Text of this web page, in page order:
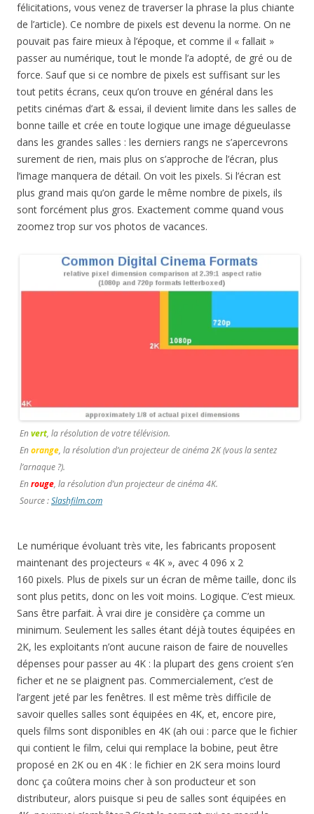
félicitations, vous venez de traverser la phrase la plus chiante
de l’article). Ce nombre de pixels est devenu la norme. On ne
pouvait pas faire mieux à l’époque, et comme il « fallait »
passer au numérique, tout le monde l’a adopté, de gré ou de
force. Sauf que si ce nombre de pixels est suffisant sur les
tout petits écrans, ceux qu’on trouve en général dans les
petits cinémas d’art & essai, il devient limite dans les salles de
bonne taille et crée en toute logique une image dégueulasse
dans les grandes salles : les derniers rangs ne s’apercevrons
surement de rien, mais plus on s’approche de l’écran, plus
l’image manquera de détail. On voit les pixels. Si l’écran est
plus grand mais qu’on garde le même nombre de pixels, ils
sont forcément plus gros. Exactement comme quand vous
zoomez trop sur vos photos de vacances.
Envert, la résolution de votre télévision.
Enorange, la résolution d’un projecteur de cinéma 2K (vous la sentez
l’arnaque ?).
Enrouge, la résolution d’un projecteur de cinéma 4K.
Source :Slashfilm.com
Le numérique évoluant très vite, les fabricants proposent
maintenant des projecteurs « 4K », avec 4 096 x 2
160 pixels. Plus de pixels sur un écran de même taille, donc ils
sont plus petits, donc on les voit moins. Logique. C’est mieux.
Sans être parfait. À vrai dire je considère ça comme un
minimum. Seulement les salles étant déjà toutes équipées en
2K, les exploitants n’ont aucune raison de faire de nouvelles
dépenses pour passer au 4K : la plupart des gens croient s’en
ficher et ne se plaignent pas. Commercialement, c’est de
l’argent jeté par les fenêtres. Il est même très difficile de
savoir quelles salles sont équipées en 4K, et, encore pire,
quels films sont disponibles en 4K (ah oui : parce que le fichier
qui contient le film, celui qui remplace la bobine, peut être
proposé en 2K ou en 4K : le fichier en 2K sera moins lourd
donc ça coûtera moins cher à son producteur et son
distributeur, alors puisque si peu de salles sont équipées en